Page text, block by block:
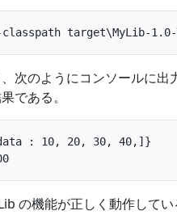
次のようにコンソールに
である。
: 10, 20, 30, 40,]}
の機能が正しく動作してい